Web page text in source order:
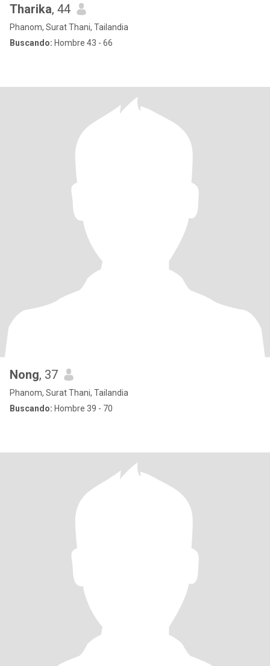
Tharika, 44
Phanom, Surat Thani, Tailandia
Buscando: Hombre 43 - 66
Nong, 37
Phanom, Surat Thani, Tailandia
Buscando: Hombre 39 - 70